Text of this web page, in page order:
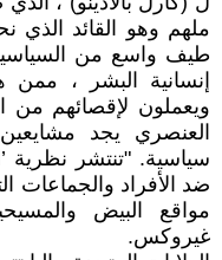
ملهم وهو القائد
طيف واسع من
إنسانية البشر ،
ويعملون لإقصائهم من
العنصري يجد
سياسية. "تنتشر نظرية
ضد الأفراد والجماعات
مواقع البيض
غيروكس.